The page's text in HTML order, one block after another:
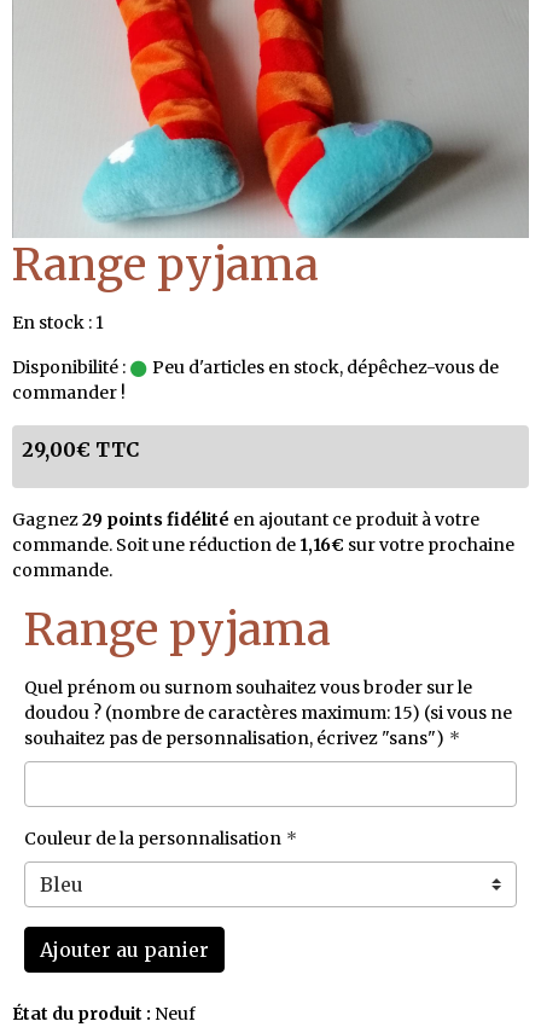
Range pyjama
En stock : 1
Disponibilité :
Peu d'articles en stock, dépêchez-vous de
commander !
29,00€ TTC
Gagnez29 points fidélité en ajoutant ce produit à votre
commande. Soit une réduction de 1,16€ sur votre prochaine
commande.
Range pyjama
Quel prénom ou surnom souhaitez vous broder sur le
doudou ? (nombre de caractères maximum: 15) (si vous ne
souhaitez pas de personnalisation, écrivez "sans")
Couleur de la personnalisation
Ajouter au panier
État du produit : Neuf